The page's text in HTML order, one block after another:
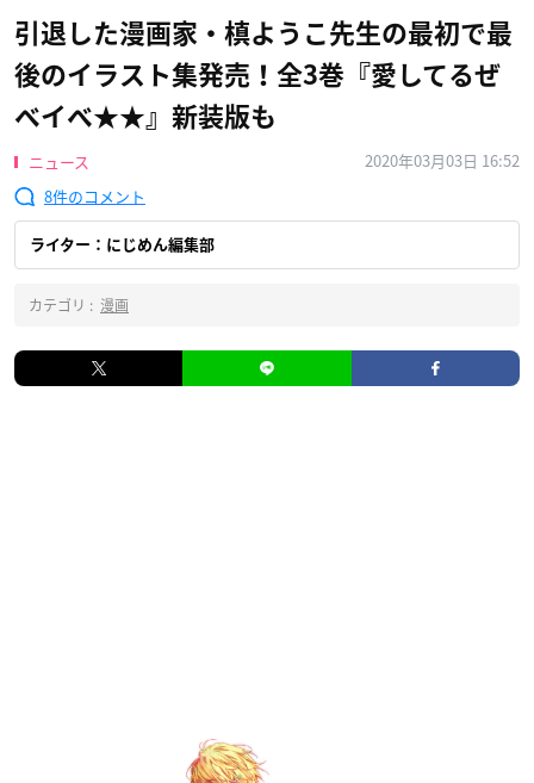
引退した漫画家・槙ようこ先生の最初で最
後のイラスト集発売！全3巻『愛してるぜ
ベイべ★★』新装版も
ニュース
2020年03月03日 16:52
8
ライター：にじめん編集部
カテゴリ : 漫画